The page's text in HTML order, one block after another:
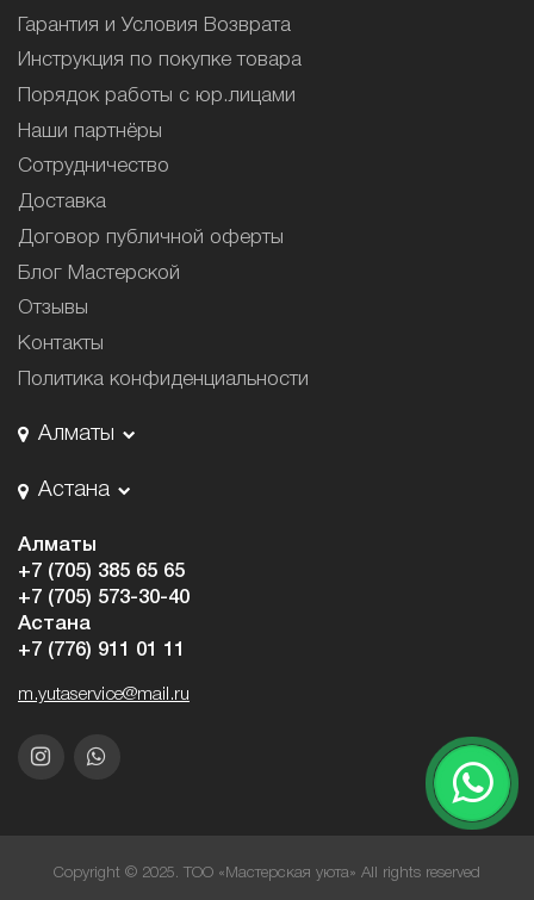
Гарантия и Условия Возврата
Инструкция по покупке товара
Порядок работы с юр.лицами
Наши партнёры
Сотрудничество
Доставка
Договор публичной оферты
Блог Мастерской
Отзывы
Контакты
Политика конфиденциальности
Алматы
Астана
Алматы
+7 (705) 385 65 65
+7 (705) 573-30-40
Астана
+7 (776) 911 01 11
m.yutaservice@mail.ru
Copyright © 2025. ТОО «Мастерская уюта» All rights reserved